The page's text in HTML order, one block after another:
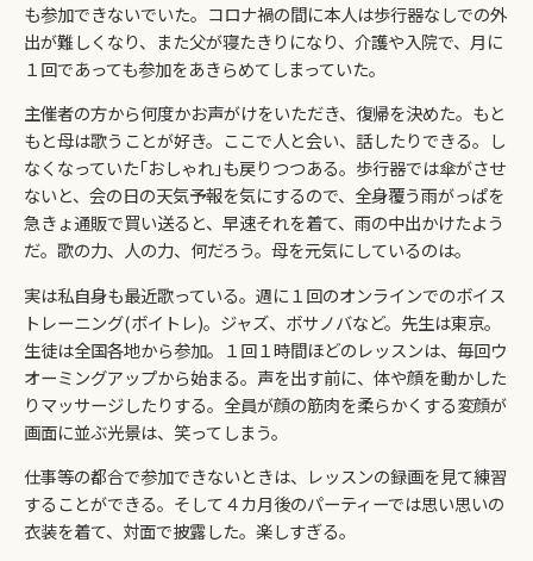
も参加できないでいた。コロナ禍の間に本人は歩行器なしでの外
出が難しくなり、また父が寝たきりになり、介護や入院で、月に
１回であっても参加をあきらめてしまっていた。
主催者の方から何度かお声がけをいただき、復帰を決めた。もと
もと母は歌うことが好き。ここで人と会い、話したりできる。し
なくなっていた｢おしゃれ｣も戻りつつある。歩行器では傘がさせ
ないと、会の日の天気予報を気にするので、全身覆う雨がっぱを
急きょ通販で買い送ると、早速それを着て、雨の中出かけたよう
だ。歌の力、人の力、何だろう。母を元気にしているのは。
実は私自身も最近歌っている。週に１回のオンラインでのボイス
トレーニング(ボイトレ)。ジャズ、ボサノバなど。先生は東京。
生徒は全国各地から参加。１回１時間ほどのレッスンは、毎回ウ
オーミングアップから始まる。声を出す前に、体や顔を動かした
りマッサージしたりする。全員が顔の筋肉を柔らかくする変顔が
画面に並ぶ光景は、笑ってしまう。
仕事等の都合で参加できないときは、レッスンの録画を見て練習
することができる。そして４カ月後のパーティーでは思い思いの
衣装を着て、対面で披露した。楽しすぎる。